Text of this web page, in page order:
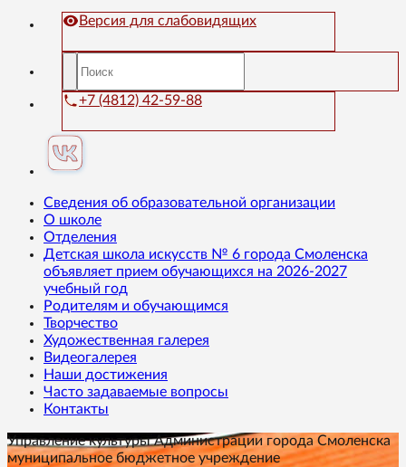
Версия для слабовидящих
+7 (4812) 42-59-88
Сведения об образовательной организации
О школе
Отделения
Детская школа искусств № 6 города Смоленска
объявляет прием обучающихся на 2026-2027
учебный год
Родителям и обучающимся
Творчество
Художественная галерея
Видеогалерея
Наши достижения
Часто задаваемые вопросы
Контакты
Управление культуры Администрации города Смоленска
муниципальное бюджетное учреждение